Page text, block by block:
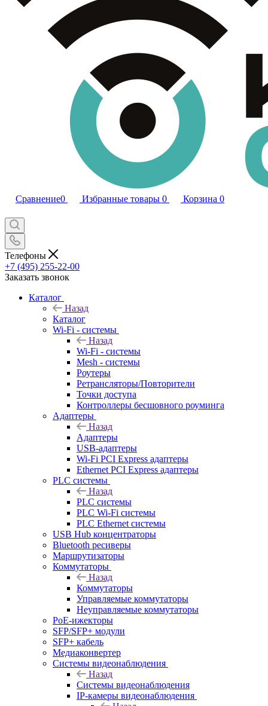
Сравнение0 Избранные товары 0 Корзина 0
Телефоны
+7 (495) 255-22-00
Заказать звонок
Каталог
Назад
Каталог
Wi-Fi - системы
Назад
Wi-Fi - системы
Mesh - системы
Роутеры
Ретрансляторы/Повторители
Точки доступа
Контроллеры бесшовного роуминга
Адаптеры
Назад
Адаптеры
USB-адаптеры
Wi-Fi PCI Express адаптеры
Ethernet PCI Express адаптеры
PLC системы
Назад
PLC системы
PLC Wi-Fi системы
PLC Ethernet системы
USB Hub концентраторы
Bluetooth ресиверы
Маршрутизаторы
Коммутаторы
Назад
Коммутаторы
Управляемые коммутаторы
Неуправляемые коммутаторы
PoE-ижекторы
SFP/SFP+ модули
SFP+ кабель
Медиаконвертер
Системы видеонаблюдения
Назад
Системы видеонаблюдения
IP-камеры видеонаблюдения